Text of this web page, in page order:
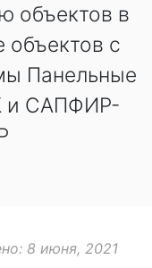
объектов в
объектов с
Панельные
и САПФИР-
8 июня, 2021